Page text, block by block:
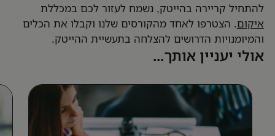
להתחיל קריירה בהייטק, נשמח לעזור לכם במכללת
איקום. הצטרפו לאחד מהקורסים שלנו וקבלו את הכלים
והמיומנויות הדרושים להצלחה בתעשיית ההייטק.
אולי יעניין אותך...